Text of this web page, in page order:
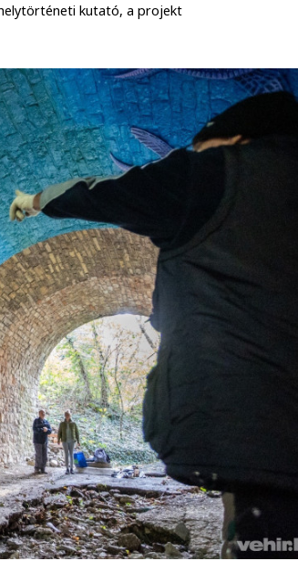
kutató, a projekt